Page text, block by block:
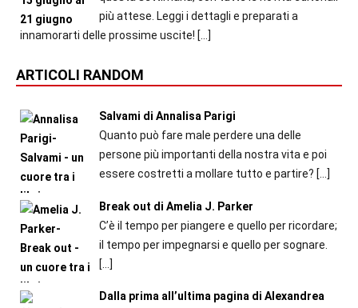
più attese. Leggi i dettagli e preparati a
innamorarti delle prossime uscite! […]
ARTICOLI RANDOM
Salvami di Annalisa Parigi
Quanto può fare male perdere una delle
persone più importanti della nostra vita e poi
essere costretti a mollare tutto e partire? […]
Break out di Amelia J. Parker
C’è il tempo per piangere e quello per ricordare;
il tempo per impegnarsi e quello per sognare.
[…]
Dalla prima all’ultima pagina di Alexandrea